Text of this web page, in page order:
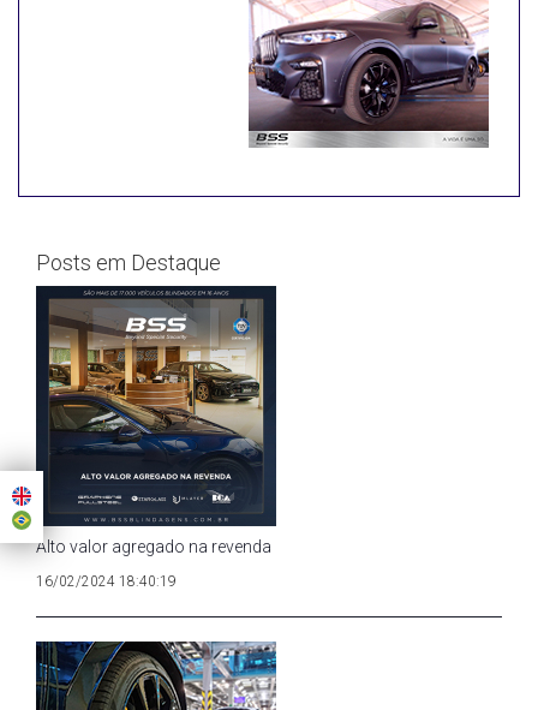
Posts em Destaque
Alto valor agregado na revenda
16/02/2024 18:40:19